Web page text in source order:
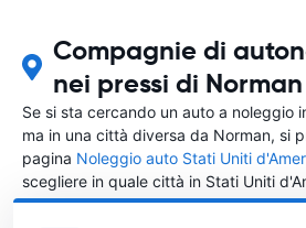
Compagnie di
nei pressi di Norman
Se si sta cercando un auto a noleggio
ma in una città diversa da Norman, si
pagina Noleggio auto Stati Uniti
scegliere in quale città in Stati Uniti
noleggiare l'auto.